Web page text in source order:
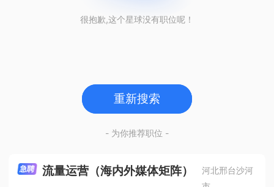
很抱歉,这个星球没有职位呢！
重新搜索
- 为你推荐职位 -
流量运营（海内外媒体矩阵）
河北邢台沙河